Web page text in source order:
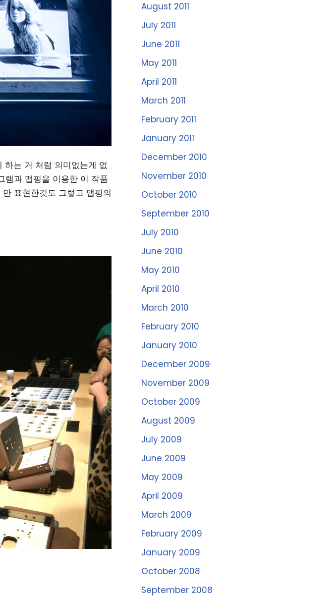
는 거 처럼 의미없는게 없
램과 맵핑을 이용한 이 작품
표현한것도 그렇고 맵핑의
August 2011
July 2011
June 2011
May 2011
April 2011
March 2011
February 2011
January 2011
December 2010
November 2010
October 2010
September 2010
July 2010
June 2010
May 2010
April 2010
March 2010
February 2010
January 2010
December 2009
November 2009
October 2009
August 2009
July 2009
June 2009
May 2009
April 2009
March 2009
February 2009
January 2009
October 2008
September 2008